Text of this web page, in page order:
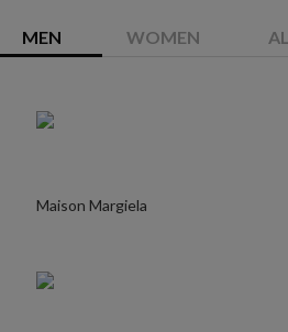
MEN WOMEN
Maison Margiela